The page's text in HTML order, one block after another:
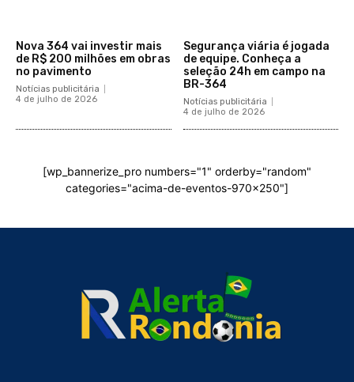
Nova 364 vai investir mais
de R$ 200 milhões em obras
no pavimento
Notícias publicitária
4 de julho de 2026
Segurança viária é jogada
de equipe. Conheça a
seleção 24h em campo na
BR-364
Notícias publicitária
4 de julho de 2026
[wp_bannerize_pro numbers="1" orderby="random"
categories="acima-de-eventos-970x250"]